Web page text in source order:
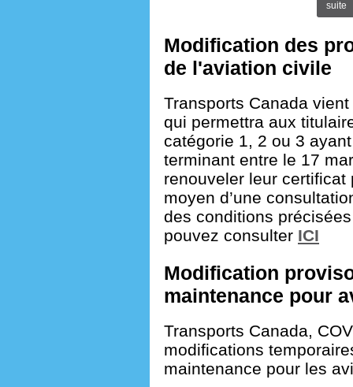
suite
Modification des
de l'aviation civile
Transports Canada
qui permettra aux
catégorie 1, 2 ou 3
terminant entre le 17
renouveler leur certificat
moyen d’une
des conditions
pouvez consulter ICI
Modification
maintenance pour
Transports Canada,
modifications
maintenance pour les